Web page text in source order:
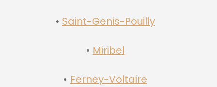
Saint-Genis-Pouilly
Miribel
Ferney-Voltaire